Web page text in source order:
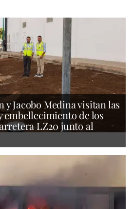
y Jacobo Medina visitan las
embellecimiento de los
LZ20 junto al